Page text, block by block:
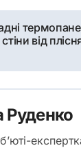
від
Руденко